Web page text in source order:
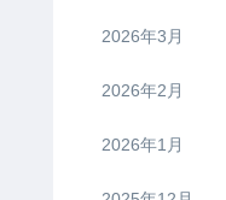
2026年3月
2026年2月
2026年1月